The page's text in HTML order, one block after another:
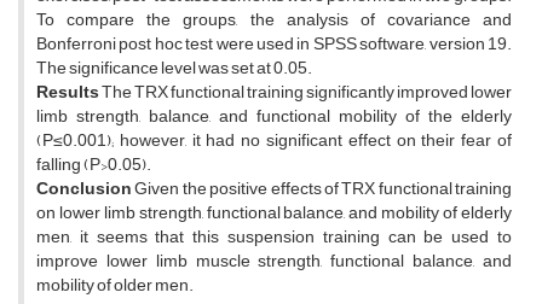
To compare the groups, the analysis of covariance and
Bonferroni post hoc test were used in SPSS software, version 19.
The significance level was set at 0.05.
ResultsThe TRX functional training significantly improved lower
limb strength, balance, and functional mobility of the elderly
(P≤0.001); however, it had no significant effect on their fear of
falling (P>0.05).
ConclusionGiven the positive effects of TRX functional training
on lower limb strength, functional balance, and mobility of elderly
men, it seems that this suspension training can be used to
improve lower limb muscle strength, functional balance, and
mobility of older men.